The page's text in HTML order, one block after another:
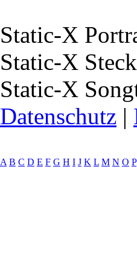
Static-X
Static-X
Static-X
Datenschutz |
A B C D E F G H I J K L M N O P